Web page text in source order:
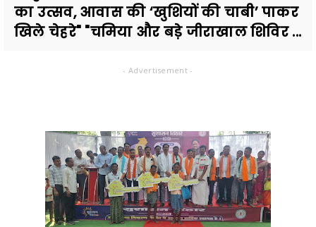
का उत्सव, आवास की ‘खुशियों की चाबी’ पाकर
खिले चेहरे" "चमिया और बड़े जीराखाल शिविर ...
- Advertisement -